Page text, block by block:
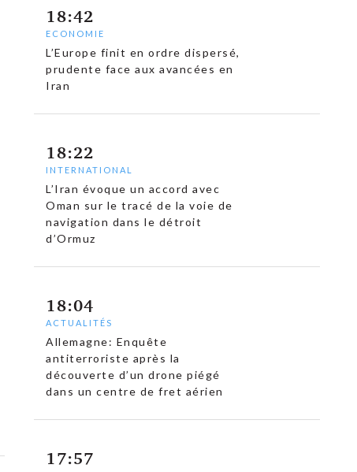
18:42
ECONOMIE
L’Europe finit en ordre dispersé,
prudente face aux avancées en
Iran
18:22
INTERNATIONAL
L’Iran évoque un accord avec
Oman sur le tracé de la voie de
navigation dans le détroit
d’Ormuz
18:04
ACTUALITÉS
Allemagne: Enquête
antiterroriste après la
découverte d’un drone piégé
dans un centre de fret aérien
17:57